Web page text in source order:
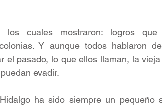
los cuales mostraron: logros
Y aunque todos hablaron
el pasado, lo que ellos llaman, la
evadir.
ha sido siempre un pequeño